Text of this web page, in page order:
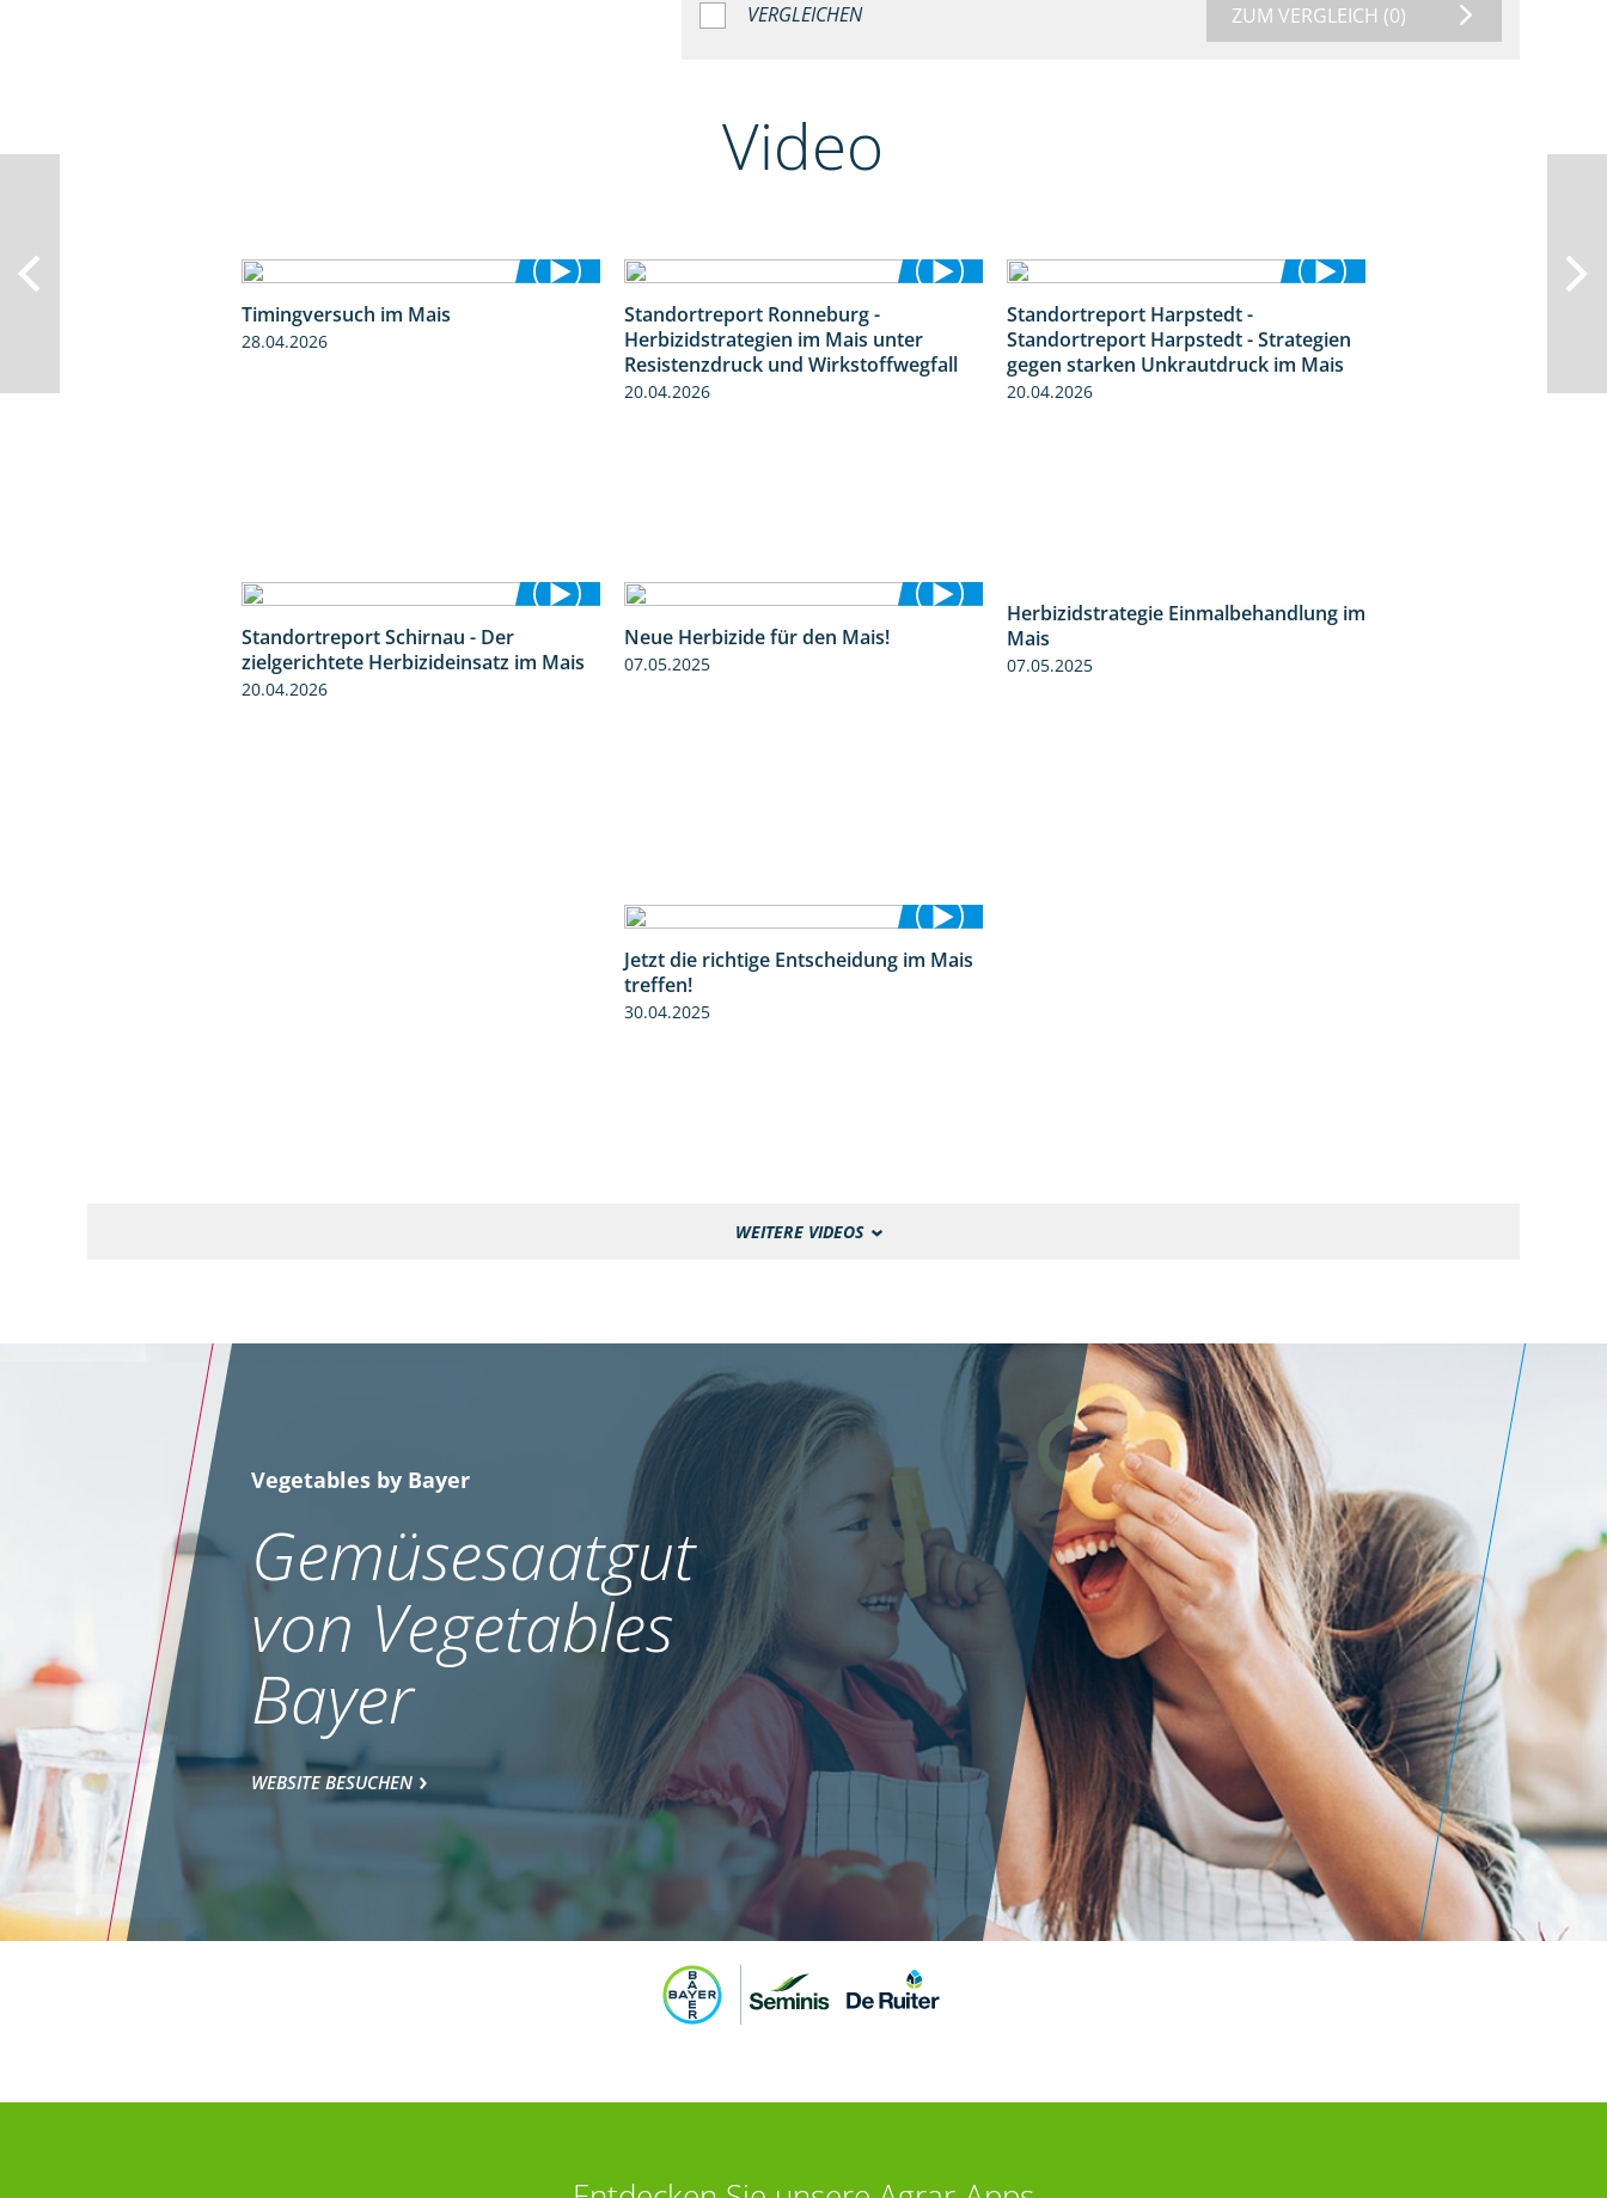
VERGLEICHEN ZUM VERGLEICH (0)
Video
Timingversuch im Mais
28.04.2026
Standortreport Ronneburg -
Herbizidstrategien im Mais unter
Resistenzdruck und Wirkstoffwegfall
20.04.2026
Standortreport Harpstedt -
Standortreport Harpstedt - Strategien
gegen starken Unkrautdruck im Mais
20.04.2026
Standortreport Schirnau - Der
zielgerichtete Herbizideinsatz im Mais
20.04.2026
Neue Herbizide für den Mais!
07.05.2025
Herbizidstrategie Einmalbehandlung im
Mais
2:42
Jetzt die richtige Entscheidung im Mais
treffen!
30.04.2025
WEITERE VIDEOS
Vegetables by Bayer
Gemüsesaatgut
von Vegetables
Bayer
WEBSITE BESUCHEN